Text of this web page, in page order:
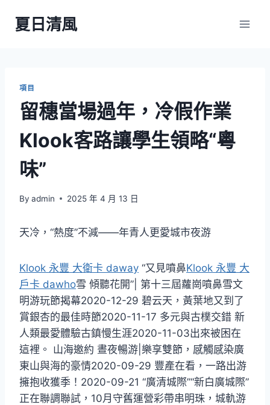
夏日清風
項目
留穗當場過年，冷假作業
Klook客路讓學生領略“粵
味”
By admin 2025 年 4 月 13 日
天冷，“熱度”不減——年青人更愛城市夜游
Klook 永豐 大衛卡 daway “又見噴鼻Klook 永豐 大
戶卡 dawho雪 傾聽花開”| 第十三屆蘿崗噴鼻雪文
明游玩節揭幕2020-12-29 碧云天，黃葉地又到了
賞銀杏的最佳時節2020-11-17 多元與古樸交錯 新
人類最愛體驗古鎮慢生涯2020-11-03出來被困在
這裡。 山海邀約 晝夜暢游|樂享雙節，感觸感染廣
東山與海的豪情2020-09-29 豐產在看，一路出游
擁抱收獲季！2020-09-21 “廣清城際”“新白廣城際”
正在聯調聯試，10月守舊運營彩帶串明珠，城軌游